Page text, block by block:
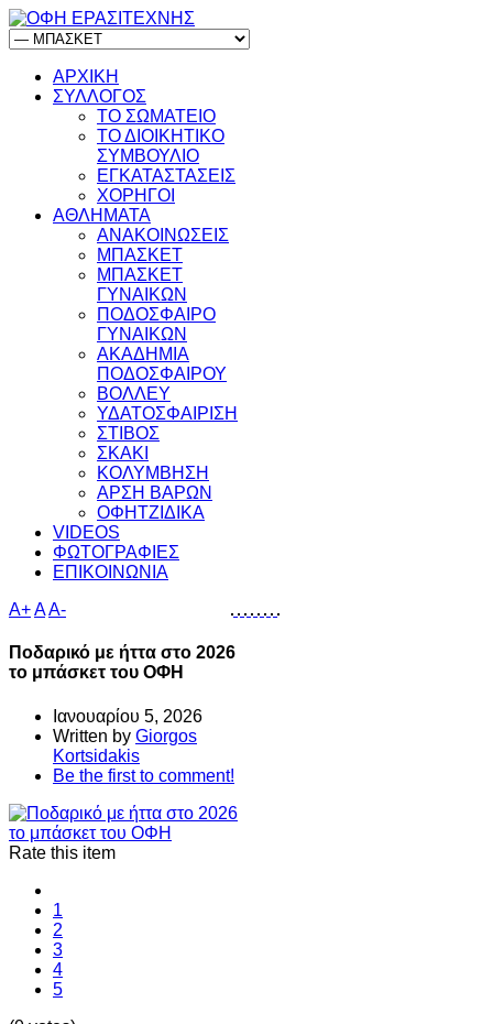
ΑΡΧΙΚΗ
ΣΥΛΛΟΓΟΣ
ΤΟ ΣΩΜΑΤΕΙΟ
ΤΟ ΔΙΟΙΚΗΤΙΚΟ
ΣΥΜΒΟΥΛΙΟ
ΕΓΚΑΤΑΣΤΑΣΕΙΣ
ΧΟΡΗΓΟΙ
ΑΘΛΗΜΑΤΑ
ΑΝΑΚΟΙΝΩΣΕΙΣ
ΜΠΑΣΚΕΤ
ΜΠΑΣΚΕΤ
ΓΥΝΑΙΚΩΝ
ΠΟΔΟΣΦΑΙΡΟ
ΓΥΝΑΙΚΩΝ
ΑΚΑΔΗΜΙΑ
ΠΟΔΟΣΦΑΙΡΟΥ
ΒΟΛΛΕΥ
ΥΔΑΤΟΣΦΑΙΡΙΣΗ
ΣΤΙΒΟΣ
ΣΚΑΚΙ
ΚΟΛΥΜΒΗΣΗ
ΑΡΣΗ ΒΑΡΩΝ
ΟΦΗΤΖΙΔΙΚΑ
VIDEOS
ΦΩΤΟΓΡΑΦΙΕΣ
ΕΠΙΚΟΙΝΩΝΙΑ
A+AA-
Ποδαρικό με ήττα στο 2026
το μπάσκετ του ΟΦΗ
Ιανουαρίου 5, 2026
Written by Giorgos
Kortsidakis
Be the first to comment!
Rate this item
1
2
3
4
5